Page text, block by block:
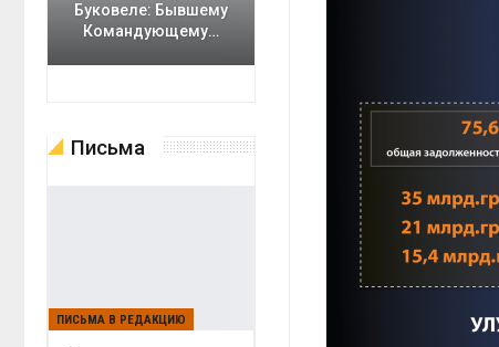
Буковеле: Бывшему
Командующему…
Письма
ПИСЬМА В РЕДАКЦИЮ